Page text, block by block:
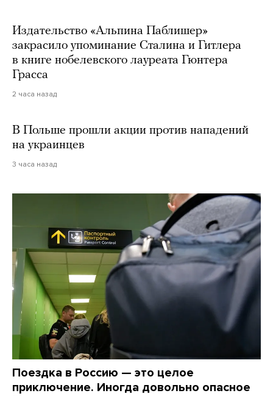
Издательство «Альпина Паблишер»
закрасило упоминание Сталина и Гитлера
в книге нобелевского лауреата Гюнтера
Грасса
2 часа назад
В Польше прошли акции против нападений
на украинцев
3 часа назад
Поездка в Россию — это целое
приключение. Иногда довольно опасное